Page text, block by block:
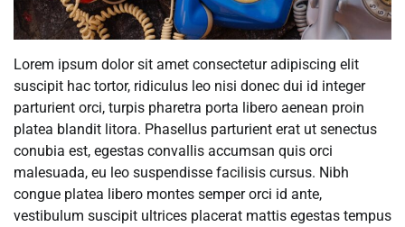
Lorem ipsum dolor sit amet consectetur adipiscing elit
suscipit hac tortor, ridiculus leo nisi donec dui id integer
parturient orci, turpis pharetra porta libero aenean proin
platea blandit litora. Phasellus parturient erat ut senectus
conubia est, egestas convallis accumsan quis orci
malesuada, eu leo suspendisse facilisis cursus. Nibh
congue platea libero montes semper orci id ante,
vestibulum suscipit ultrices placerat mattis egestas tempus